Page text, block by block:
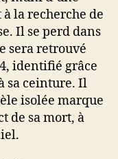
la recherche de
Il se perd dans
sera retrouvé
identifié grâce
sa ceinture. Il
isolée marque
de sa mort, à